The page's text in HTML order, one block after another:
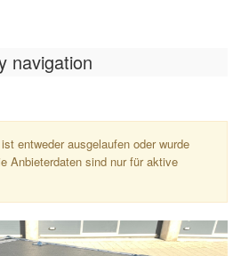
navigation
entweder ausgelaufen oder wurde
Anbieterdaten sind nur für aktive